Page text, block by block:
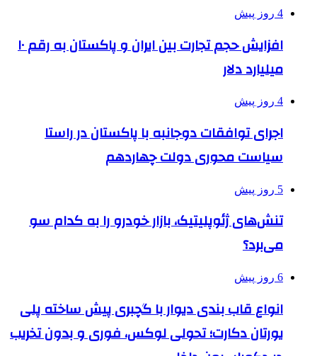
4 روز پیش
افزایش حجم تجارت بین ایران و پاکستان به رقم ۱۰
میلیارد دلار
4 روز پیش
اجرای توافقات دوجانبه با پاکستان در راستا
سیاست محوری دولت چهاردهم
5 روز پیش
تنش‌های ژئوپلیتیک، بازار خودرو را به کدام سو
می‌برد؟
6 روز پیش
انواع قاب بندی دیوار با گچبری پیش ساخته پلی
یورتان دکارت؛ تحولی لوکس، فوری و بدون تخریب